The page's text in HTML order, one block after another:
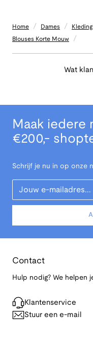
Home / Dames / Kleding
Blouses Korte Mouw /
Wat
Maak iedere
€200,-
Schrijf je nu in op onze
Your Email
Contact
Hulp nodig? We helpen
Klantenservice
Stuur een e-mail